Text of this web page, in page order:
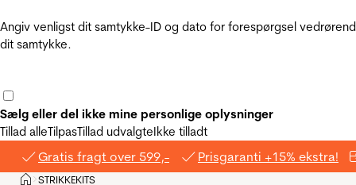
Angiv venligst dit samtykke-ID og dato for forespørgsel
dit samtykke.
Sælg eller del ikke mine personlige oplysninger
Tillad alleTilpasTillad udvalgteIkke tilladt
Gratis fragt over 599,- Prisgaranti +15% ekstra!
Hjem
>STRIKKEKITS